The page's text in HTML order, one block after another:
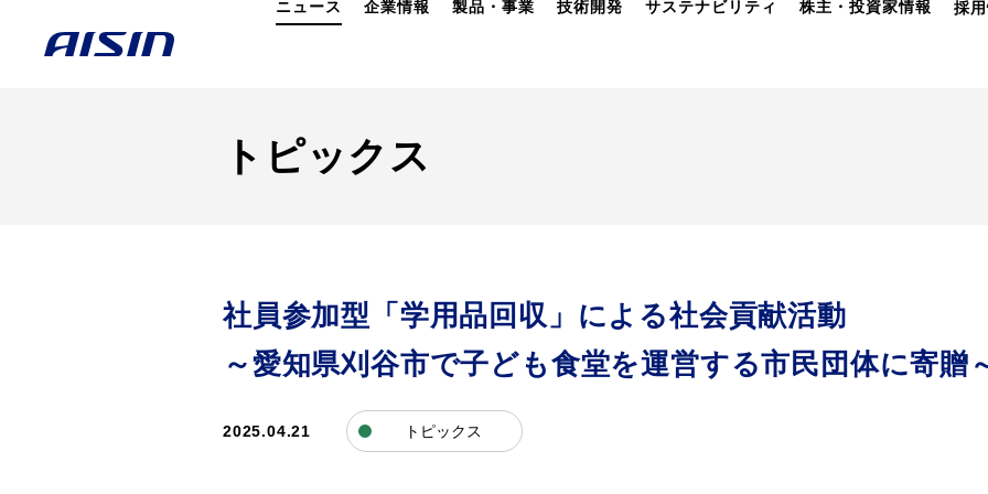
ニュース 企業情報 製品・事業 技術開発 サステナビリティ 株主・投資家情報 採
トピックス
社員参加型「学用品回収」による社会貢献活動
～愛知県刈谷市で子ども食堂を運営する市民団体に寄贈
2025.04.21 トピックス